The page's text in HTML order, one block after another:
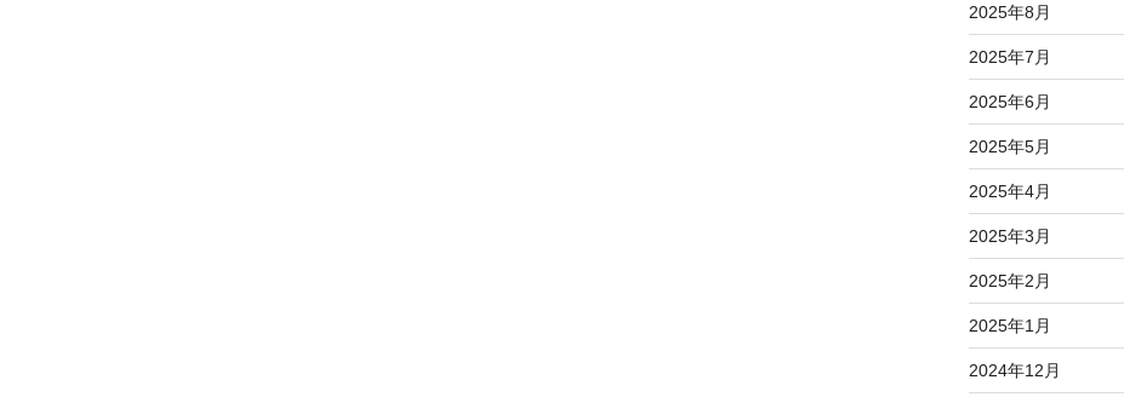
2025年8月
2025年7月
2025年6月
2025年5月
2025年4月
2025年3月
2025年2月
2025年1月
2024年12月